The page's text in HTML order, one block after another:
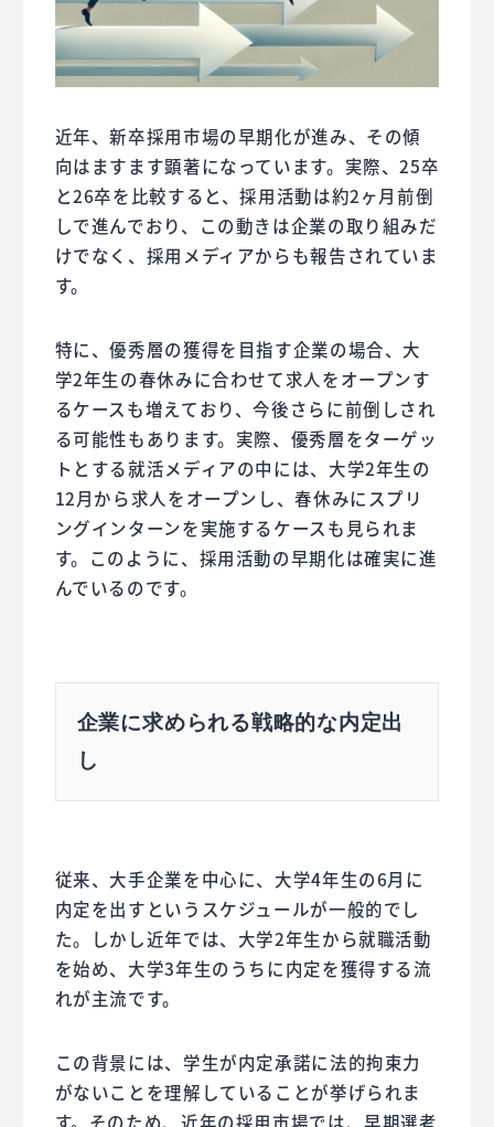
近年、新卒採用市場の早期化が進み、その傾
向はますます顕著になっています。実際、25卒
と26卒を比較すると、採用活動は約2ヶ月前倒
しで進んでおり、この動きは企業の取り組みだ
けでなく、採用メディアからも報告されていま
す。
特に、優秀層の獲得を目指す企業の場合、大
学2年生の春休みに合わせて求人をオープンす
るケースも増えており、今後さらに前倒しされ
る可能性もあります。実際、優秀層をターゲッ
トとする就活メディアの中には、大学2年生の
12月から求人をオープンし、春休みにスプリ
ングインターンを実施するケースも見られま
す。このように、採用活動の早期化は確実に進
んでいるのです。
企業に求められる戦略的な内定出
し
従来、大手企業を中心に、大学4年生の6月に
内定を出すというスケジュールが一般的でし
た。しかし近年では、大学2年生から就職活動
を始め、大学3年生のうちに内定を獲得する流
れが主流です。
この背景には、学生が内定承諾に法的拘束力
がないことを理解していることが挙げられま
す。そのため、近年の採用市場では、早期選考